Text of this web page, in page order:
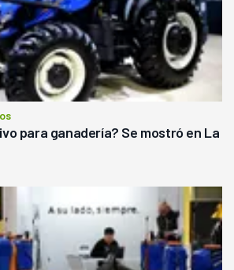
para ganadería? Se mostró en La